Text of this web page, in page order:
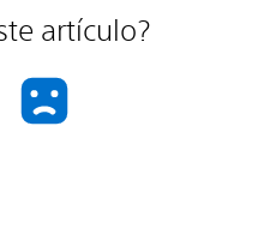
artículo?